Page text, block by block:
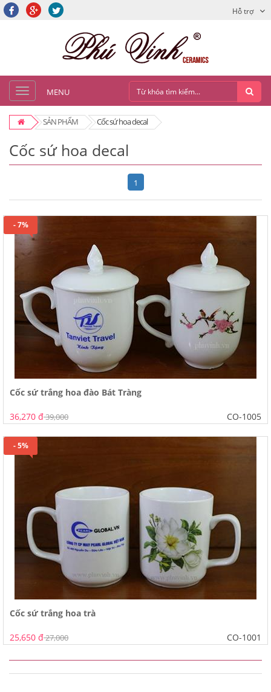
Hỗ trợ
MENU
SẢN PHẨM Cốc sứ hoa decal
Cốc sứ hoa decal
1
- 7%
Cốc sứ trắng hoa đào Bát Tràng
36,270 đ39,000 CO-1005
- 5%
Cốc sứ trắng hoa trà
25,650 đ27,000 CO-1001